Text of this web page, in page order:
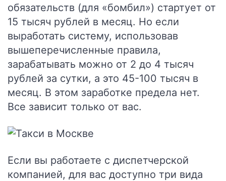
обязательств (для «бомбил») стартует от
15 тысяч рублей в месяц. Но если
выработать систему, использовав
вышеперечисленные правила,
зарабатывать можно от 2 до 4 тысяч
рублей за сутки, а это 45-100 тысяч в
месяц. В этом заработке предела нет.
Все зависит только от вас.
Если вы работаете с диспетчерской
компанией, для вас доступно три вида